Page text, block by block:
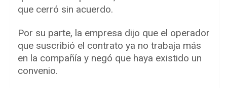
que cerró sin acuerdo.
Por su parte, la empresa dijo que el operador
que suscribió el contrato ya no trabaja más
en la compañía y negó que haya existido un
convenio.